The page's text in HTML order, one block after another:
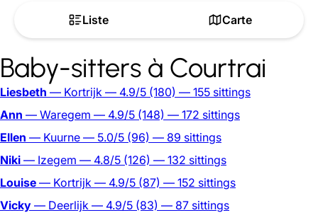
Liste Carte
Baby-sitters à Courtrai
Liesbeth — Kortrijk — 4.9/5 (180) — 155 sittings
Ann — Waregem — 4.9/5 (148) — 172 sittings
Ellen — Kuurne — 5.0/5 (96) — 89 sittings
Niki — Izegem — 4.8/5 (126) — 132 sittings
Louise — Kortrijk — 4.9/5 (87) — 152 sittings
Vicky — Deerlijk — 4.9/5 (83) — 87 sittings